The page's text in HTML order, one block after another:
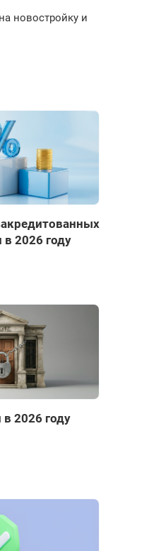
новостройку и
в 2026 году
2026 году